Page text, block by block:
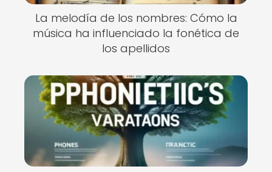
La melodía de los nombres: Cómo la
música ha influenciado la fonética de
los apellidos